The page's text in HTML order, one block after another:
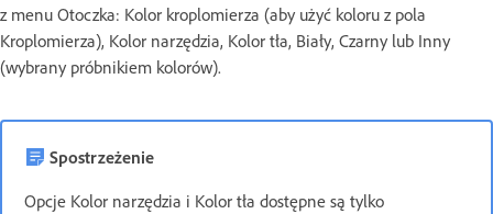
z menu Otoczka: Kolor kroplomierza (aby użyć koloru z pola
Kroplomierza), Kolor narzędzia, Kolor tła, Biały, Czarny lub Inny
(wybrany próbnikiem kolorów).
Spostrzeżenie
Opcje Kolor narzędzia i Kolor tła dostępne są tylko